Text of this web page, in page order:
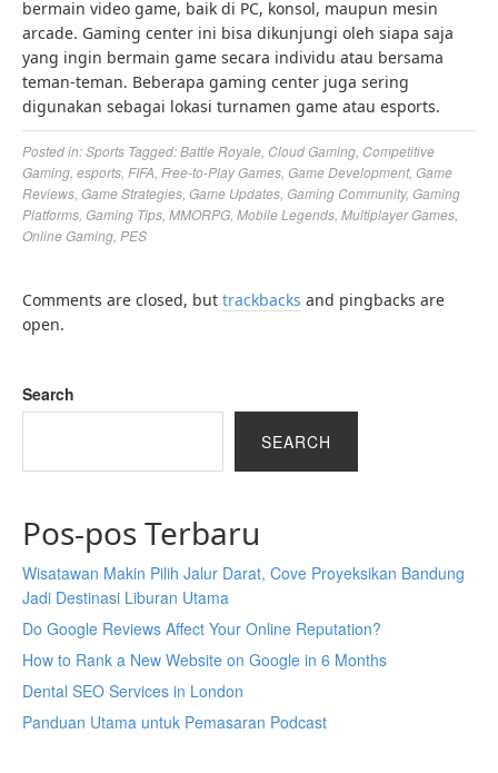
bermain video game, baik di PC, konsol, maupun mesin
arcade. Gaming center ini bisa dikunjungi oleh siapa saja
yang ingin bermain game secara individu atau bersama
teman-teman. Beberapa gaming center juga sering
digunakan sebagai lokasi turnamen game atau esports.
Posted in:Sports Tagged:Battle Royale Cloud Gaming Competitive
Gaming esports FIFA Free-to-Play Games Game Development, Game
Reviews Game Strategies Game Updates Gaming Community, Gaming
Platforms Gaming Tips MMORPG Mobile Legends Multiplayer Games
Online Gaming PES
Comments are closed, but trackbacks and pingbacks are
open.
Search
SEARCH
Pos-pos Terbaru
Wisatawan Makin Pilih Jalur Darat, Cove Proyeksikan Bandung
Jadi Destinasi Liburan Utama
Do Google Reviews Affect Your Online Reputation?
How to Rank a New Website on Google in 6 Months
Dental SEO Services in London
Panduan Utama untuk Pemasaran Podcast